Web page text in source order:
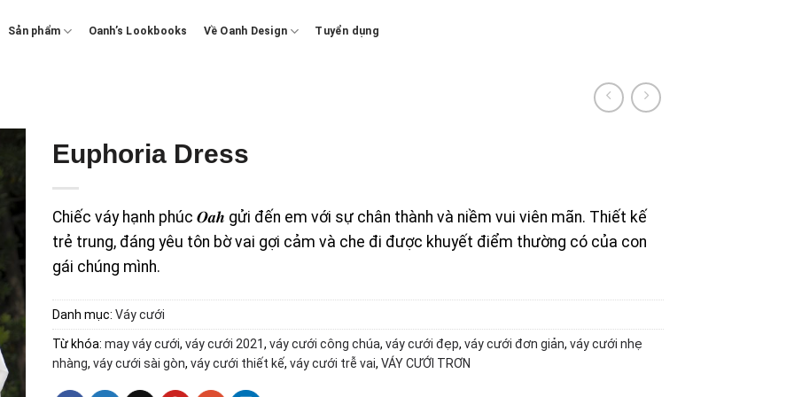
Sản phẩm Oanh’s Lookbooks Về Oanh Design Tuyển dụng
Euphoria Dress
Chiếc váy hạnh phúc 𝑶𝒂𝒉 gửi đến em với sự chân thành và niềm vui viên mãn. Thiết kế
trẻ trung, đáng yêu tôn bờ vai gợi cảm và che đi được khuyết điểm thường có của con
gái chúng mình.
Danh mục: Váy cưới
Từ khóa: may váy cưới, váy cưới 2021, váy cưới công chúa, váy cưới đẹp, váy cưới đơn giản, váy cưới nhẹ
nhàng, váy cưới sài gòn, váy cưới thiết kế, váy cưới trễ vai, VÁY CƯỚI TRƠN